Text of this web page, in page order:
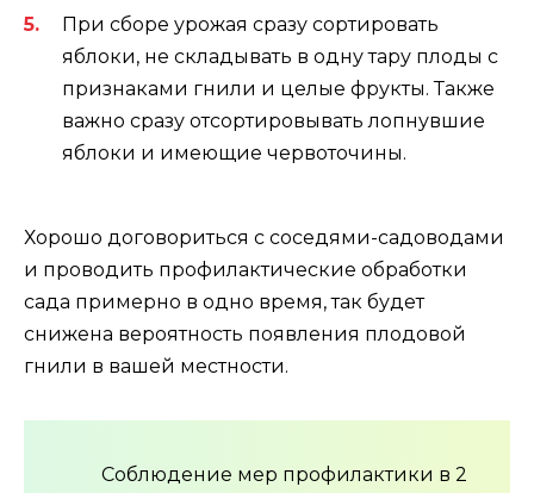
При сборе урожая сразу сортировать
яблоки, не складывать в одну тару плоды с
признаками гнили и целые фрукты. Также
важно сразу отсортировывать лопнувшие
яблоки и имеющие червоточины.
Хорошо договориться с соседями-садоводами
и проводить профилактические обработки
сада примерно в одно время, так будет
снижена вероятность появления плодовой
гнили в вашей местности.
Соблюдение мер профилактики в 2